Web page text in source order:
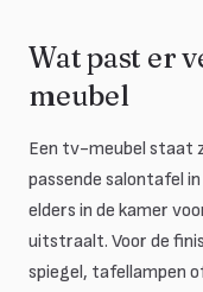
Wat past er
meubel
Een tv-meubel staat
passende salontafel
elders in de kamer
uitstraalt. Voor de
spiegel, tafellampen